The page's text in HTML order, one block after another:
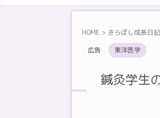
HOME > きらぼし成長日記
広告
東洋医学
鍼灸学生